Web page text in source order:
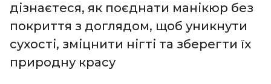
дізнаєтеся, як поєднати манікюр без
покриття з доглядом, щоб уникнути
сухості, зміцнити нігті та зберегти їх
природну красу